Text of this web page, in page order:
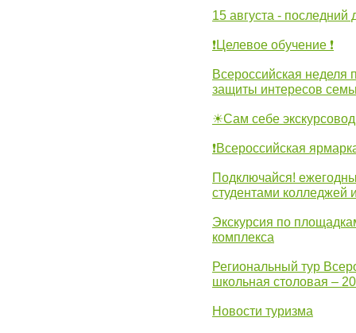
15 августа - последний
❗Целевое обучение ❗
Всероссийская
защиты интересов
☀Сам себе экскурсовод
❗Всероссийская
Подключайся!
студентами колледжей
Экскурсия по
комплекса
Региональный тур
школьная столовая –
Новости туризма